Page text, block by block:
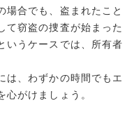
場合でも、盗まれたこと
て窃盗の捜査が始まった
いうケースでは、所有者
、わずかの時間でもエ
心がけましょう。